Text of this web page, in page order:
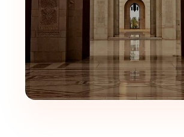
معمولی، بلکه به‌عنوان یک محل اقامت با سطح
۳شب و ۴روز